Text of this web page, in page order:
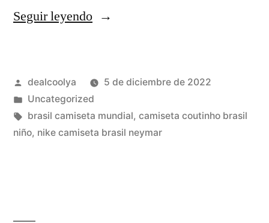
Seguir leyendo«camiseta
fts
15»
Publicado
por
dealcoolya
5 de diciembre de 2022
Publicado
en
Uncategorized
Etiquetas:
brasil camiseta mundial, camiseta coutinho brasil
niño, nike camiseta brasil neymar